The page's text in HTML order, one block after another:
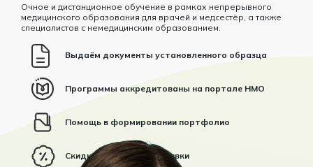
Очное и дистанционное обучение в рамках непрерывного
медицинского образования для врачей и медсестёр, а также
специалистов с немедицинским образованием.
Выдаём документы установленного образца
Программы аккредитованы на портале НМО
Помощь в формировании портфолио
Скидки на групповые заявки